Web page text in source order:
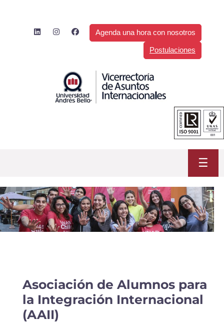
Agenda una hora con nosotros
Postulaciones
☰
Asociación de Alumnos para
la Integración Internacional
(AAII)